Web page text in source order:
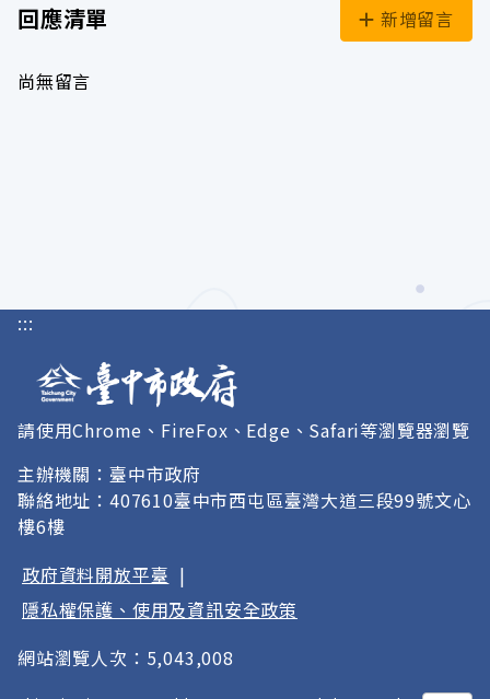
回應清單 新增留言
尚無留言
:::
請使用Chrome、FireFox、Edge、Safari等瀏覽器瀏覽
主辦機關：臺中市政府
聯絡地址：407610臺中市西屯區臺灣大道三段99號文心
樓6樓
政府資料開放平臺 |
隱私權保護、使用及資訊安全政策
網站瀏覽人次：5,043,008